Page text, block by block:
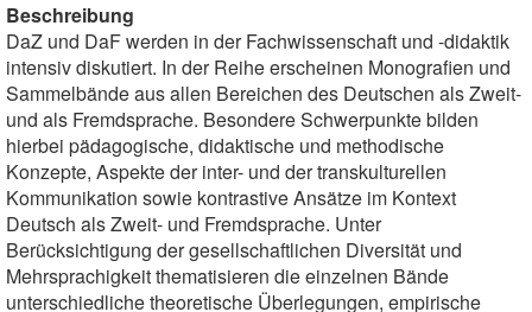
Beschreibung
DaZ und DaF werden in der Fachwissenschaft und -didaktik
intensiv diskutiert. In der Reihe erscheinen Monografien und
Sammelbände aus allen Bereichen des Deutschen als Zweit-
und als Fremdsprache. Besondere Schwerpunkte bilden
hierbei pädagogische, didaktische und methodische
Konzepte, Aspekte der inter- und der transkulturellen
Kommunikation sowie kontrastive Ansätze im Kontext
Deutsch als Zweit- und Fremdsprache. Unter
Berücksichtigung der gesellschaftlichen Diversität und
Mehrsprachigkeit thematisieren die einzelnen Bände
unterschiedliche theoretische Überlegungen, empirische